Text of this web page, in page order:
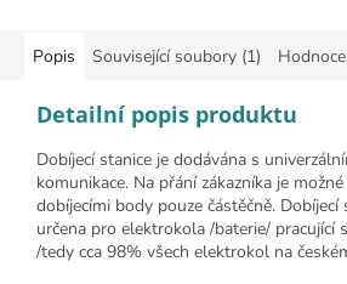
Popis Související soubory (1)
Detailní popis produktu
Dobíjecí stanice je dodávána s
komunikace. Na přání zákazníka je
dobíjecími body pouze částěčně. Dobíjecí
určena pro elektrokola /baterie/ pracující
/tedy cca 98% všech elektrokol na